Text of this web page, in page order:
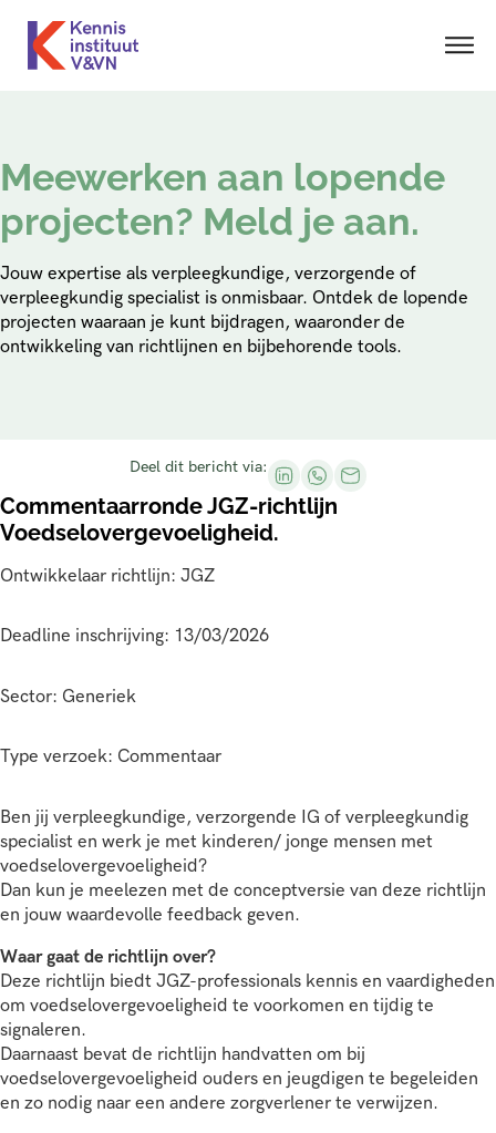
Meewerken aan lopende
projecten? Meld je aan.
Jouw expertise als verpleegkundige, verzorgende of
verpleegkundig specialist is onmisbaar. Ontdek de lopende
projecten waaraan je kunt bijdragen, waaronder de
ontwikkeling van richtlijnen en bijbehorende tools.
Deel dit bericht via:
Commentaarronde JGZ-richtlijn
Voedselovergevoeligheid.
Ontwikkelaar richtlijn: JGZ
Deadline inschrijving: 13/03/2026
Sector: Generiek
Type verzoek: Commentaar
Ben jij verpleegkundige, verzorgende IG of verpleegkundig
specialist en werk je met kinderen/ jonge mensen met
voedselovergevoeligheid?
Dan kun je meelezen met de conceptversie van deze richtlijn
en jouw waardevolle feedback geven.
Waar gaat de richtlijn over?
Deze richtlijn biedt JGZ-professionals kennis en vaardigheden
om voedselovergevoeligheid te voorkomen en tijdig te
signaleren.
Daarnaast bevat de richtlijn handvatten om bij
voedselovergevoeligheid ouders en jeugdigen te begeleiden
en zo nodig naar een andere zorgverlener te verwijzen.